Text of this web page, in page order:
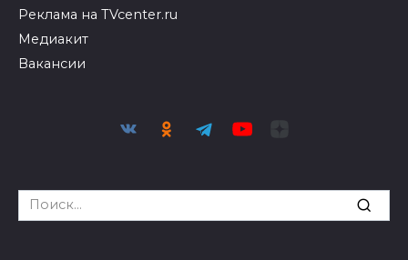
Реклама на TVcenter.ru
Медиакит
Вакансии
Search
for: